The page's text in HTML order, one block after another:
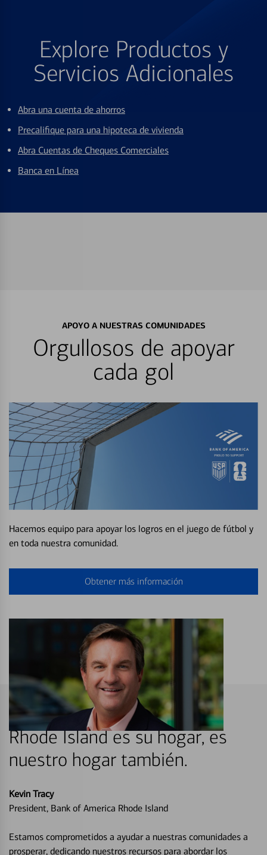
Explore Productos y
Servicios Adicionales
Abra una cuenta de ahorros
Precalifique para una hipoteca de vivienda
Abra Cuentas de Cheques Comerciales
Banca en Línea
APOYO A NUESTRAS COMUNIDADES
Orgullosos de apoyar
cada gol
Hacemos equipo para apoyar los logros en el juego de fútbol y
en toda nuestra comunidad.
Obtener más información
Rhode Island es su hogar, es
nuestro hogar también.
Kevin Tracy
President, Bank of America Rhode Island
Estamos comprometidos a ayudar a nuestras comunidades a
prosperar, dedicando nuestros recursos para abordar los